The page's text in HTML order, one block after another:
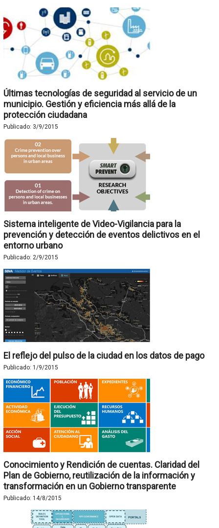
Últimas tecnologías de seguridad al servicio de un
municipio. Gestión y eficiencia más allá de la
protección ciudadana
Publicado: 3/9/2015
Sistema inteligente de Video-Vigilancia para la
prevención y detección de eventos delictivos en el
entorno urbano
Publicado: 2/9/2015
El reflejo del pulso de la ciudad en los datos de pago
Publicado: 1/9/2015
Conocimiento y Rendición de cuentas. Claridad del
Plan de Gobierno, reutilización de la información y
transformación en un Gobierno transparente
Publicado: 14/8/2015